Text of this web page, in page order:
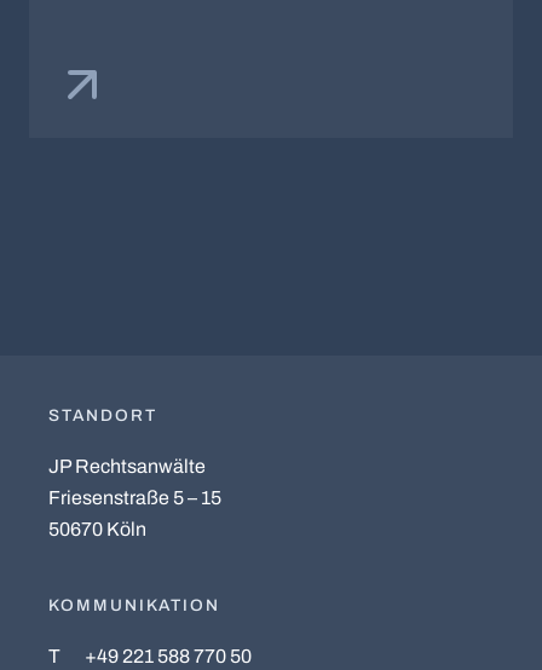
STANDORT
JP Rechtsanwälte
Friesenstraße 5 – 15
50670 Köln
KOMMUNIKATION
T +49 221 588 770 50